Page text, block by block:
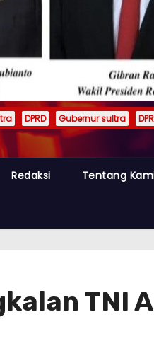
DPRD Gubernur sultra
Redaksi Tentang
TNI